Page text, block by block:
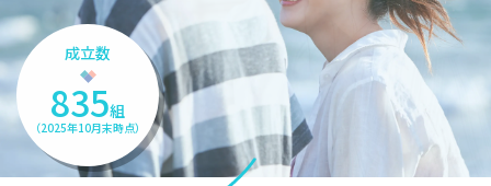
成立数
835組
（2025年10月末時点）